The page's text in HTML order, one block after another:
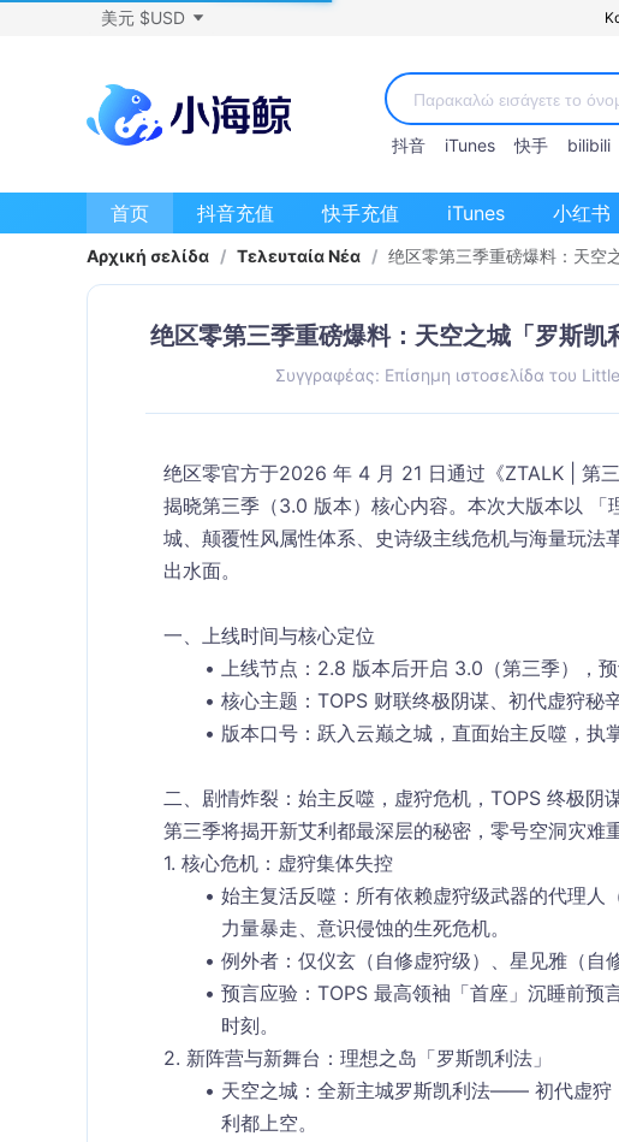
美元 $USD
抖音 iTunes 快手 bilibili
首页 抖音充值 快手充值 iTunes 小红书
Αρχική σελίδα / Τελευταία Νέα / 绝区零第三季重磅爆料：天空
绝区零第三季重磅爆料：天空之城「罗斯
Συγγραφέας: Επίσημη ιστοσελίδα του
绝区零官方于2026 年 4 月 21 日通过《ZTALK | 第
揭晓第三季（3.0 版本）核心内容。本次大版本以
城、颠覆性风属性体系、史诗级主线危机与海量玩
出水面。
一、上线时间与核心定位
上线节点 ： 2.8 版本后开启 3.0（第三季）
，
核心主题 ：TOPS 财联终极阴谋、初代虚狩秘
版本口号：跃入云巅之城，直面始主反噬，执
二、剧情炸裂：始主反噬，虚狩危机，TOPS 终极阴
第三季将揭开新艾利都最深层的秘密， 零号空洞灾难
1. 核心危机：虚狩集体失控
始主复活反噬 ：所有依赖虚狩级武器的代理
力量暴走、意识侵蚀的生死危机。
例外者：仅仪玄（自修虚狩级）、星见雅（自
预言应验 ：TOPS 最高领袖「首座」沉睡前
时刻。
2. 新阵营与新舞台：理想之岛「罗斯凯利法」
天空之城：全新主城罗斯凯利法—— 初代虚狩
利都上空。